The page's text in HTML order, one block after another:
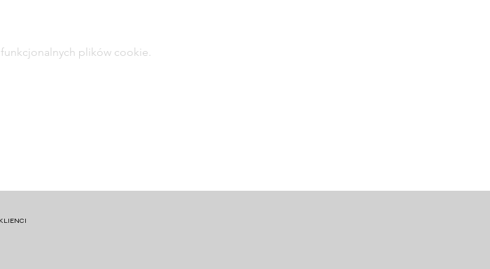
plików cookie.
KLIENCI